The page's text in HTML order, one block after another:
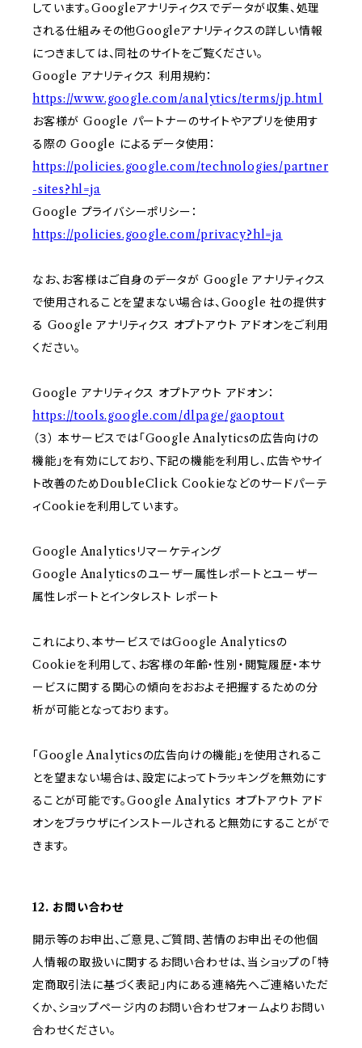
しています。Googleアナリティクスでデータが収集、処理
される仕組みその他Googleアナリティクスの詳しい情報
につきましては、同社のサイトをご覧ください。
Google アナリティクス 利用規約：
https://www.google.com/analytics/terms/jp.html
お客様が Google パートナーのサイトやアプリを使用す
る際の Google によるデータ使用：
https://policies.google.com/technologies/partner
-sites?hl=ja
Google プライバシーポリシー：
https://policies.google.com/privacy?hl=ja
なお、お客様はご自身のデータが Google アナリティクス
で使用されることを望まない場合は、Google 社の提供す
る Google アナリティクス オプトアウト アドオンをご利用
ください。
Google アナリティクス オプトアウト アドオン：
https://tools.google.com/dlpage/gaoptout
（３） 本サービスでは「Google Analyticsの広告向けの
機能」を有効にしており、下記の機能を利用し、広告やサイ
ト改善のためDoubleClick Cookieなどのサードパーテ
ィCookieを利用しています。
Google Analyticsリマーケティング
Google Analyticsのユーザー属性レポートとユーザー
属性レポートとインタレスト レポート
これにより、本サービスではGoogle Analyticsの
Cookieを利用して、お客様の年齢・性別・閲覧履歴・本サ
ービスに関する関心の傾向をおおよそ把握するための分
析が可能となっております。
「Google Analyticsの広告向けの機能」を使用されるこ
とを望まない場合は、設定によってトラッキングを無効にす
ることが可能です。Google Analytics オプトアウト アド
オンをブラウザにインストールされると無効にすることがで
きます。
12. お問い合わせ
開示等のお申出、ご意見、ご質問、苦情のお申出その他個
人情報の取扱いに関するお問い合わせは、当ショップの「特
定商取引法に基づく表記」内にある連絡先へご連絡いただ
くか、ショップページ内のお問い合わせフォームよりお問い
合わせください。